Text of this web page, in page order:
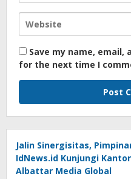
Save my name,
for the next time I
Jalin Sinergisitas,
IdNews.id Kunjungi Kantor
Albattar Media Global